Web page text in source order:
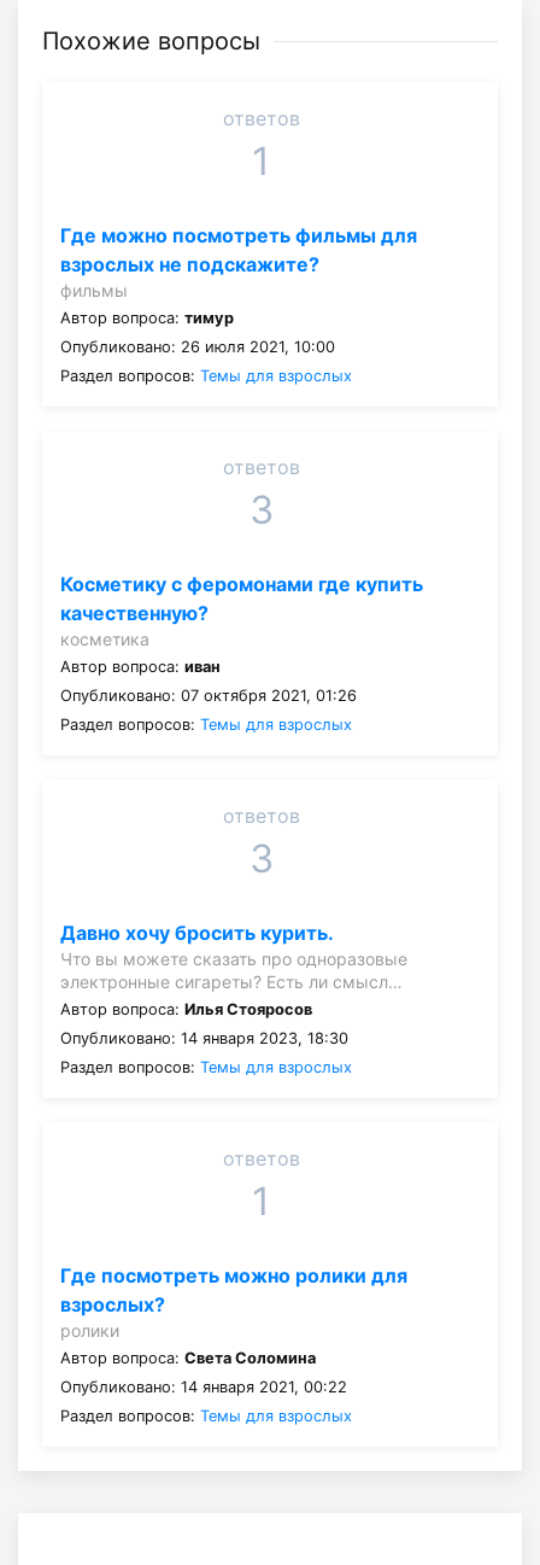
Похожие вопросы
ответов
1
Где можно посмотреть фильмы для
взрослых не подскажите?
фильмы
Автор вопроса: тимур
Опубликовано: 26 июля 2021, 10:00
Раздел вопросов: Темы для взрослых
ответов
3
Косметику с феромонами где купить
качественную?
косметика
Автор вопроса: иван
Опубликовано: 07 октября 2021, 01:26
Раздел вопросов: Темы для взрослых
ответов
3
Давно хочу бросить курить.
Что вы можете сказать про одноразовые
электронные сигареты? Есть ли смысл…
Автор вопроса: Илья Стояросов
Опубликовано: 14 января 2023, 18:30
Раздел вопросов: Темы для взрослых
ответов
1
Где посмотреть можно ролики для
взрослых?
ролики
Автор вопроса: Света Соломина
Опубликовано: 14 января 2021, 00:22
Раздел вопросов: Темы для взрослых